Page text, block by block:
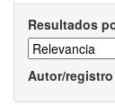
Resultados
Autor/registro